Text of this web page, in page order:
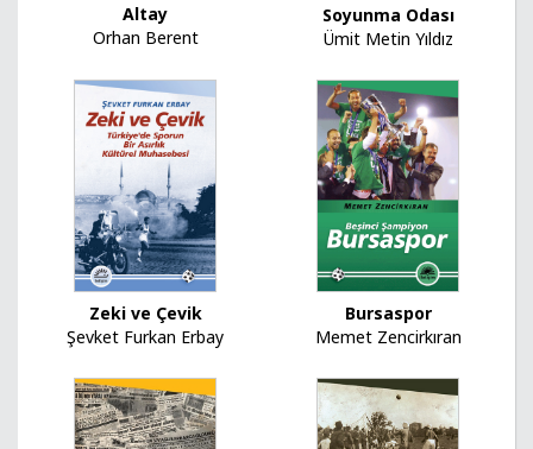
Altay
Orhan Berent
Soyunma Odası
Ümit Metin Yıldız
Zeki ve Çevik
Şevket Furkan Erbay
Bursaspor
Memet Zencirkıran